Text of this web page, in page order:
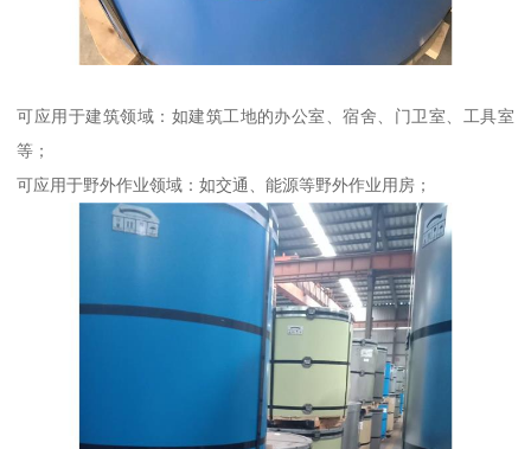
可应用于建筑领域：如建筑工地的办公室、宿舍、门卫室、工具室
等；
可应用于野外作业领域：如交通、能源等野外作业用房；